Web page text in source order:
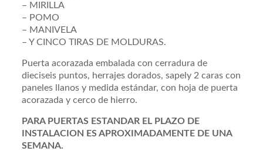
– MIRILLA
– POMO
– MANIVELA
– Y CINCO TIRAS DE MOLDURAS.
Puerta acorazada embalada con cerradura de
dieciseis puntos, herrajes dorados, sapely 2 caras con
paneles llanos y medida estándar, con hoja de puerta
acorazada y cerco de hierro.
PARA PUERTAS ESTANDAR EL PLAZO DE
INSTALACION ES APROXIMADAMENTE DE UNA
SEMANA.